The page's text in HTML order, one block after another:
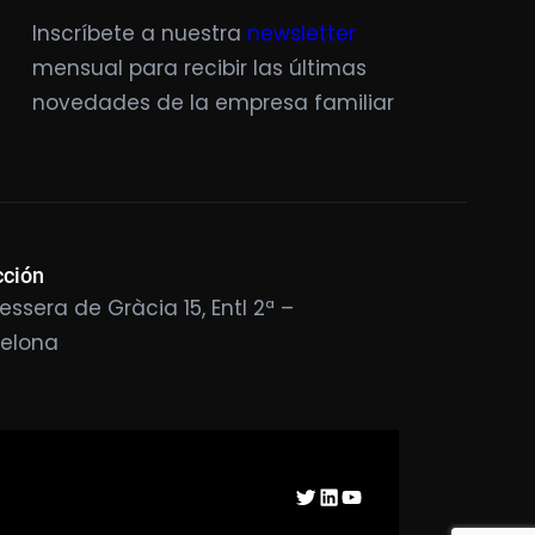
Inscríbete a nuestra newsletter
mensual para recibir las últimas
novedades de la empresa familiar
de Gràcia 15, Entl 2ª –
Twitter
LinkedIn
YouTube